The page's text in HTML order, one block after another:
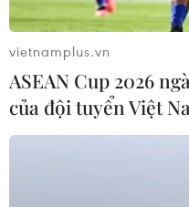
vietnamplus.vn
ASEAN Cup 2026
của đội tuyển Việt